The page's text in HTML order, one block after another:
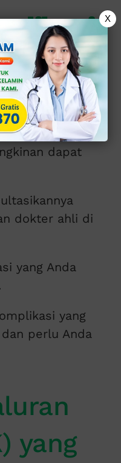
dapat
dokter ahli di
yang Anda
yang
perlu Anda
yang
X